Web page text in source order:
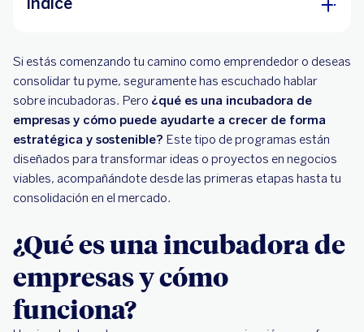
funciona?
Beneficios de una incubadora para
emprendedores y pymes
Tipos de incubadoras en México
¿Cómo elegir la incubadora adecuada para tu
negocio?
¿Por qué considerar un crédito pyme tras la
incubación?
Si estás comenzando tu camino como emprendedor o deseas
consolidar tu pyme, seguramente has escuchado hablar
sobre incubadoras. Pero ¿qué es una incubadora de
empresas y cómo puede ayudarte a crecer de forma
estratégica y sostenible? Este tipo de programas están
diseñados para transformar ideas o proyectos en negocios
viables, acompañándote desde las primeras etapas hasta tu
consolidación en el mercado.
¿Qué es una incubadora de
empresas y cómo
funciona?